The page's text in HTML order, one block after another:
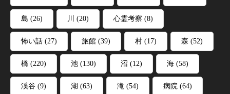
島 (26) 川 (20) 心霊考察 (8)
怖い話 (27) 旅館 (39) 村 (17) 森 (52)
橋 (220) 池 (130) 沼 (12) 海 (58)
渓谷 (9) 湖 (63) 滝 (54) 病院 (64)